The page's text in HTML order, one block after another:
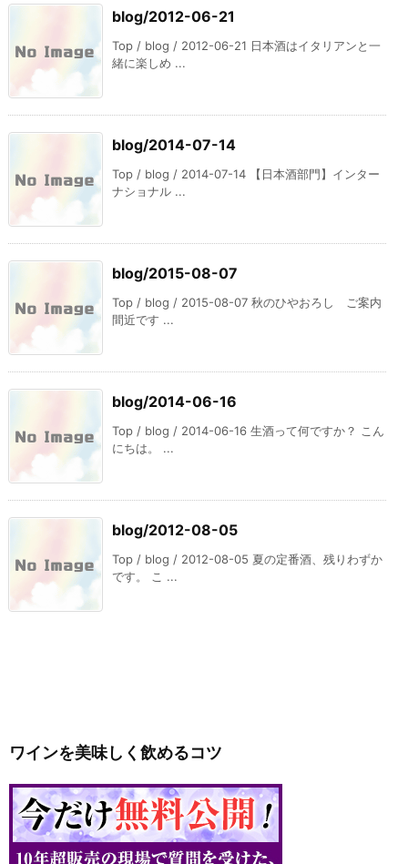
blog/2012-06-21
Top / blog / 2012-06-21 日本酒はイタリアンと一
緒に楽しめ ...
blog/2014-07-14
Top / blog / 2014-07-14 【日本酒部門】インター
ナショナル ...
blog/2015-08-07
Top / blog / 2015-08-07 秋のひやおろし ご案内
間近です ...
blog/2014-06-16
Top / blog / 2014-06-16 生酒って何ですか？ こん
にちは。 ...
blog/2012-08-05
Top / blog / 2012-08-05 夏の定番酒、残りわずか
です。 こ ...
ワインを美味しく飲めるコツ